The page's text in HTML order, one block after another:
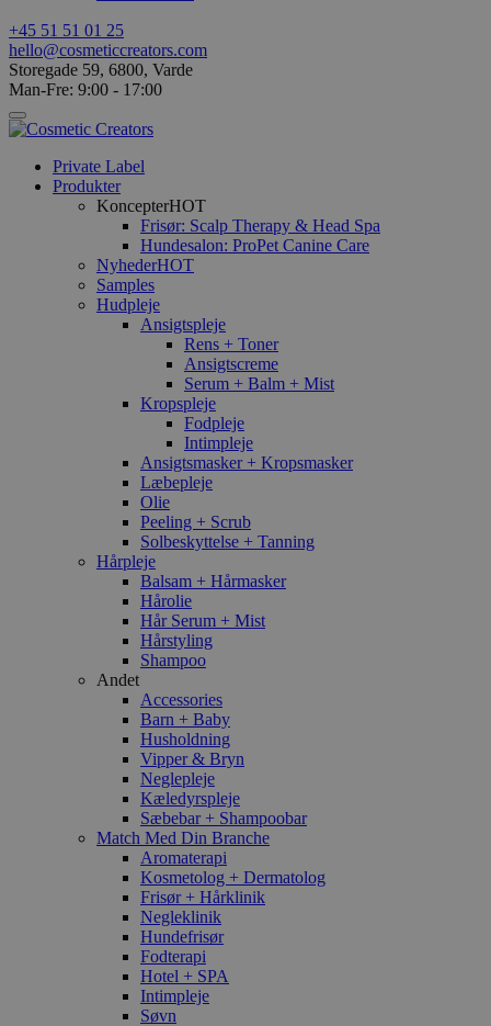
+45 51 51 01 25
hello@cosmeticcreators.com
Storegade 59, 6800, Varde
Man-Fre: 9:00 - 17:00
Private Label
Produkter
KoncepterHOT
Frisør: Scalp Therapy & Head Spa
Hundesalon: ProPet Canine Care
NyhederHOT
Samples
Hudpleje
Ansigtspleje
Rens + Toner
Ansigtscreme
Serum + Balm + Mist
Kropspleje
Fodpleje
Intimpleje
Ansigtsmasker + Kropsmasker
Læbepleje
Olie
Peeling + Scrub
Solbeskyttelse + Tanning
Hårpleje
Balsam + Hårmasker
Hårolie
Hår Serum + Mist
Hårstyling
Shampoo
Andet
Accessories
Barn + Baby
Husholdning
Vipper & Bryn
Neglepleje
Kæledyrspleje
Sæbebar + Shampoobar
Match Med Din Branche
Aromaterapi
Kosmetolog + Dermatolog
Frisør + Hårklinik
Negleklinik
Hundefrisør
Fodterapi
Hotel + SPA
Intimpleje
Søvn